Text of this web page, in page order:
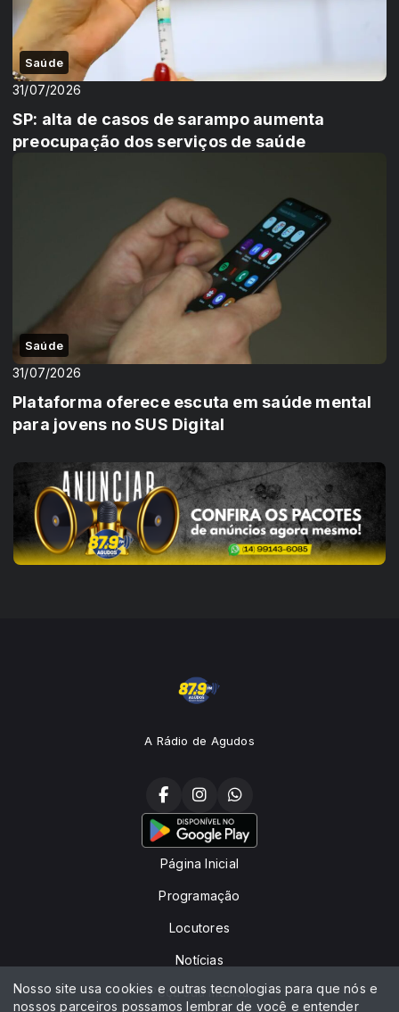
Saúde
31/07/2026
SP: alta de casos de sarampo aumenta
preocupação dos serviços de saúde
Saúde
31/07/2026
Plataforma oferece escuta em saúde mental
para jovens no SUS Digital
A Rádio de Agudos
Página Inicial
Programação
Locutores
Notícias
Peça sua música
Nosso site usa cookies e outras tecnologias para que nós e
nossos parceiros possamos lembrar de você e entender